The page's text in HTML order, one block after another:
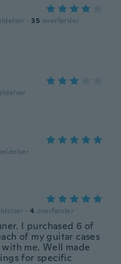
· 35 overførsler
· 4 overførsler
I purchased 6 of
of my guitar cases
me. Well made
for specific